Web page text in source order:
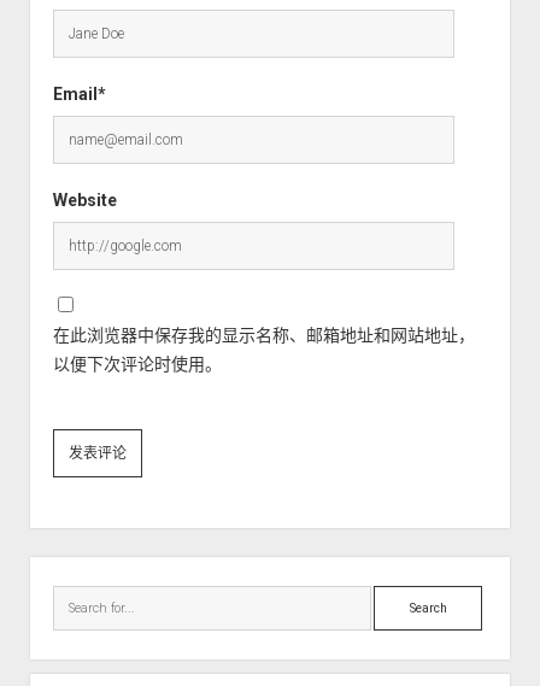
Email*
Website
在此浏览器中保存我的显示名称、邮箱地址和网站地址，
以便下次评论时使用。
Search